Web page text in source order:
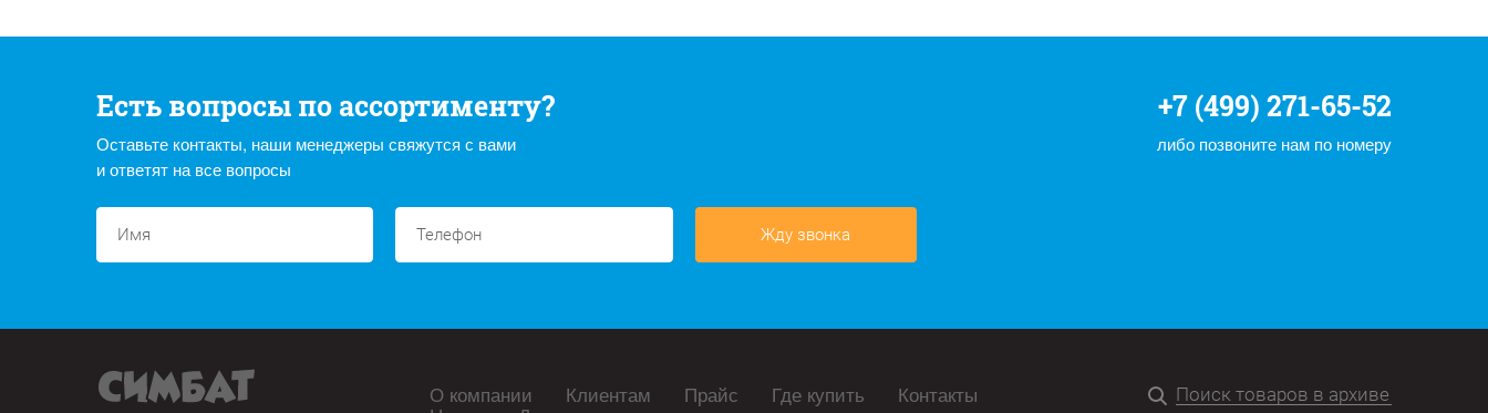
Есть вопросы по ассортименту?
Оставьте контакты, наши менеджеры свяжутся с вами
и ответят на все вопросы
+7 (499) 271-65-52
либо позвоните нам по номеру
Жду звонка
О компании Клиентам Прайс Где купить Контакты